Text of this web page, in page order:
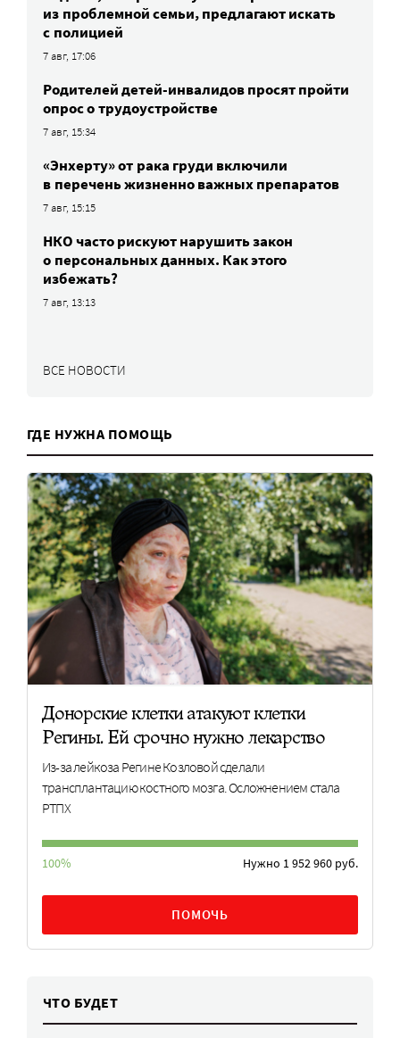
из проблемной семьи, предлагают искать
с полицией
7 авг, 17:06
Родителей детей-инвалидов просят пройти
опрос о трудоустройстве
7 авг, 15:34
«Энхерту» от рака груди включили
в перечень жизненно важных препаратов
7 авг, 15:15
НКО часто рискуют нарушить закон
о персональных данных. Как этого
избежать?
7 авг, 13:13
ВСЕ НОВОСТИ
ГДЕ НУЖНА ПОМОЩЬ
Донорские клетки атакуют клетки
Регины. Ей срочно нужно лекарство
Из-за лейкоза Регине Козловой сделали
трансплантацию костного мозга. Осложнением стала
РТПХ
100% Нужно 1 952 960 руб.
ПОМОЧЬ
ЧТО БУДЕТ